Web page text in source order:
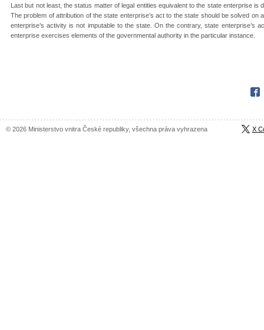
Last but not least, the status matter of legal entities equivalent to the state enterprise is
The problem of attribution of the state enterprise’s act to the state should be solved
enterprise’s activity is not imputable to the state. On the contrary, state enterprise’s
enterprise exercises elements of the governmental authority in the particular instance.
© 2026 Ministerstvo vnitra České republiky, všechna práva vyhrazena X